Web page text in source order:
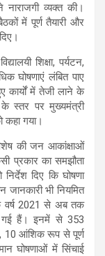
व्यक्त की।
में पूर्ण तैयारी और
शिक्षा, पर्यटन,
घोषणाएं लंबित पाए
कार्यों में तेजी लाने के
के स्तर पर मुख्यमंत्री
कहा गया।
की जन आकांक्षाओं
प्रकार का समझौता
निर्देश दिए कि घोषणा
भी नियमित
वर्ष 2021 से अब तक
गई हैं। इनमें से 353
10 आंशिक रूप से पूर्ण
घोषणाओं में सिंचाई